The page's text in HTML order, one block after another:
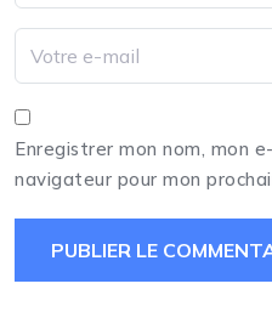
Enregistrer mon nom, mon
navigateur pour mon